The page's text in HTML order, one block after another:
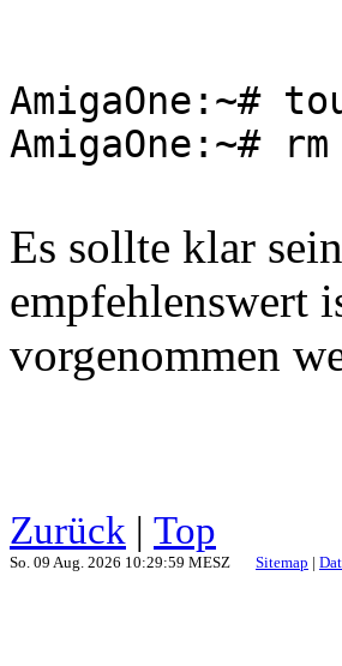
AmigaOne:~#
AmigaOne:~#
Es sollte klar
empfehlenswert
vorgenommen
Zurück | Top
So. 09 Aug. 2026 10:29:59 MESZ Sitemap |